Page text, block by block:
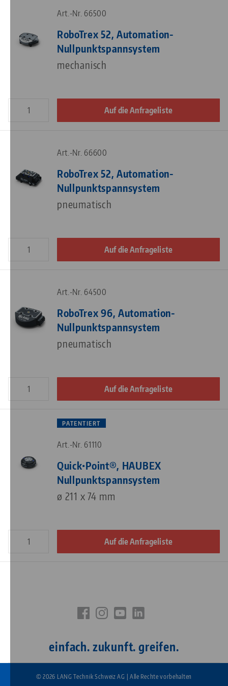
Art.-Nr. 66500
RoboTrex 52, Automation-
Nullpunktspannsystem
mechanisch
Auf die Anfrageliste
Art.-Nr. 66600
RoboTrex 52, Automation-
Nullpunktspannsystem
pneumatisch
Auf die Anfrageliste
Art.-Nr. 64500
RoboTrex 96, Automation-
Nullpunktspannsystem
pneumatisch
Auf die Anfrageliste
PATENTIERT
Art.-Nr. 61110
Quick•Point®, HAUBEX
Nullpunktspannsystem
ø 211 x 74 mm
Auf die Anfrageliste
einfach. zukunft. greifen.
© 2026 LANG Technik Schweiz AG | Alle Rechte vorbehalten